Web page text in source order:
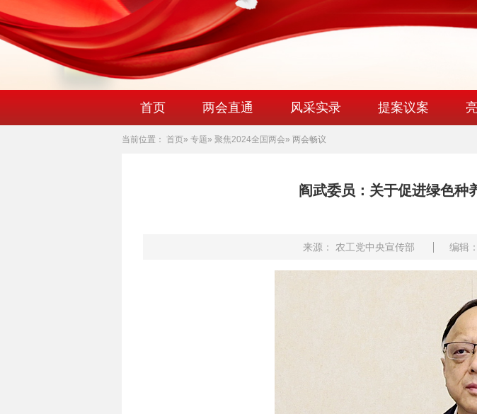
首页 两会直通 风采实录 提案议案
当前位置： 首页» 专题» 聚焦2024全国两会» 两会畅议
阎武委员：关于促进绿色种
来源： 农工党中央宣传部 编辑